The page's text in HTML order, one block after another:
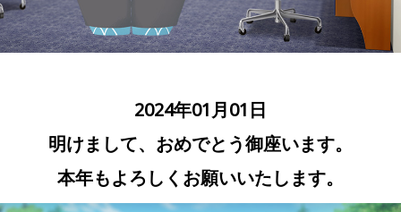
2024年01月01日
明けまして、おめでとう御座います。
本年もよろしくお願いいたします。